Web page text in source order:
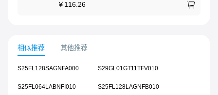
￥ 116.26
相似推荐 其他推荐
S25FL128SAGNFA000 S29GL01GT11TFV010
S25FL064LABNFI010 S25FL128LAGNFB010